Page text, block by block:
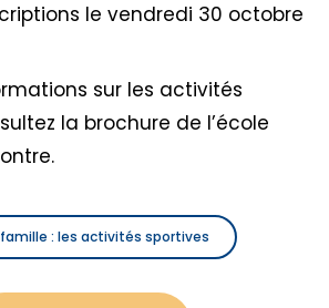
le vendredi 30 octobre
sur les activités
la brochure de l’école
: les activités sportives